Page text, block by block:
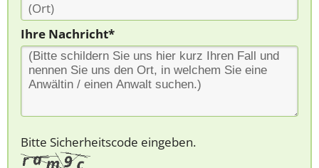
Ihre Nachricht*
Bitte Sicherheitscode eingeben.